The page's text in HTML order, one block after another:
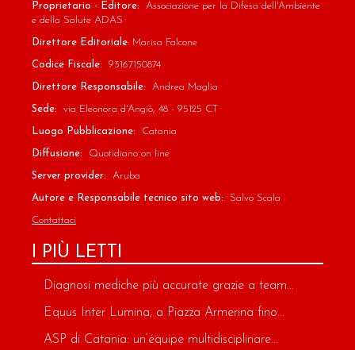
Proprietario - Editore: Associazione per la Difesa dell'Ambiente
e della Salute ADAS
Direttore Editoriale: Marisa Falcone
Codice Fiscale: 93167150874
Direttore Responsabile: Andrea Maglia
Sede: via Eleonora d'Angiò, 48 - 95125 CT
Luogo Pubblicazione: Catania
Diffusione: Quotidiano on line
Server provider: Aruba
Autore e Responsabile tecnico sito web: Salvo Scala
Contattaci
I PIÙ LETTI
Diagnosi mediche più accurate grazie a team...
Equus Inter Lumina, a Piazza Armerina fino...
ASP di Catania: un’équipe multidisciplinare...